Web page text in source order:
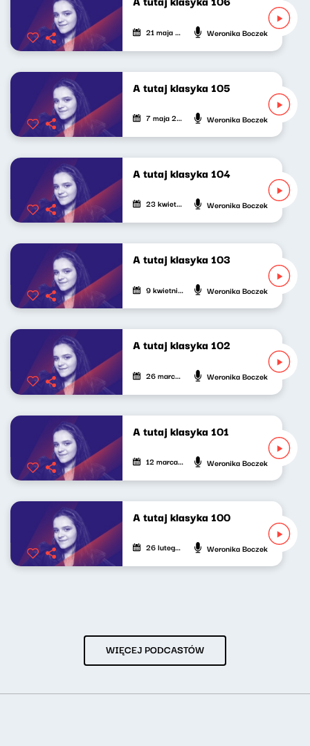
21 maja 2026 Weronika Boczek
A tutaj klasyka 105
7 maja 2026 Weronika Boczek
A tutaj klasyka 104
23 kwietnia 2026 Weronika Boczek
A tutaj klasyka 103
9 kwietnia 2026 Weronika Boczek
A tutaj klasyka 102
26 marca 2026 Weronika Boczek
A tutaj klasyka 101
12 marca 2026 Weronika Boczek
A tutaj klasyka 100
26 lutego 2026 Weronika Boczek
WIĘCEJ PODCASTÓW